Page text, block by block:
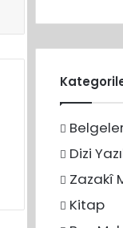
Dizi
Zazakî
Kitap